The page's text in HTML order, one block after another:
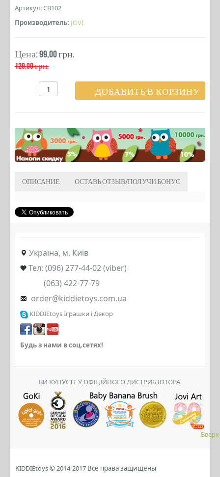
Артикул: CB102
Производитель: JOVI
Цена:99,00 грн.
129,00 грн.
ОПИСАНИЕ ОСТАВЬ ОТЗЫВ/ПОЛУЧИ БОНУС
Україна, м. Київ
Тел: (096) 277-44-02 (viber)
(063) 422-77-79
order@kiddietoys.com.ua
KIDDIEtoys Іграшки і Декор
Будь з нами в соц.сетях!
ВИ КУПУЄТЕ У ОФІЦІЙНОГО ДИСТРИБ'ЮТОРА
KIDDIEtoys © 2014-2017 Все права защищены
Вверх